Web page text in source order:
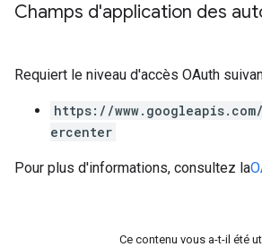
Champs d'application des
Requiert le niveau d'accès OAuth
https://
ercenter
Pour plus d'informations, consultez la
Ce contenu vous a-t-il été